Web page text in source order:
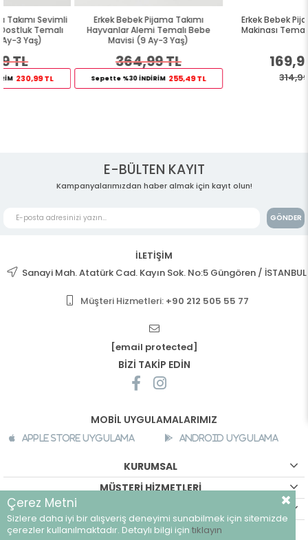
Erkek Bebek Pijama Takımı
Hayvanlar Alemi Temalı Bebe
Mavisi (9 Ay-3 Yaş)
364,99 TL
Sepette %30 İNDİRİM 255,49 TL
Erkek Bebek Pijama Takımı İş
Makinası Temalı Mavi (4 Ay)
E-BÜLTEN KAYIT
Kampanyalarımızdan haber almak için kayıt olun!
GÖNDER
İLETİŞİM
Sanayi Mah. Atatürk Cad. Kayın Sok. No:5 Güngören / İSTANBUL
Müşteri Hizmetleri: +90 212 505 55 77
[email protected]
BİZİ TAKİP EDİN
MOBİL UYGULAMALARIMIZ
Apple Store Uygulama Android Uygulama
KURUMSAL
MÜŞTERİ HİZMETLERİ
©breeze.com.tr - Tüm hakları saklıdır.
Çerez Metni
Sizlere daha iyi bir alışveriş deneyimi sunabilmek için sitemizde
çerezler kullanılmaktadır. Detaylı bilgi için tıklayın